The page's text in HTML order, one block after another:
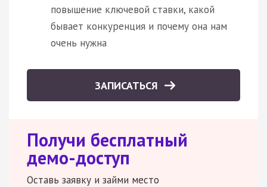
повышение ключевой ставки, какой
бывает конкуренция и почему она нам
очень нужна
ЗАПИСАТЬСЯ
Получи бесплатный
демо-доступ
Оставь заявку и займи место